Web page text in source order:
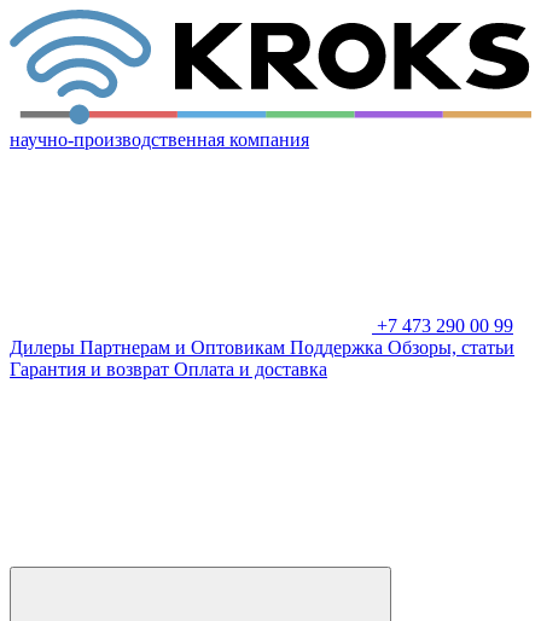
научно-производственная компания
+7 473 290 00 99
Дилеры Партнерам и Оптовикам Поддержка Обзоры, статьи
Гарантия и возврат Оплата и доставка